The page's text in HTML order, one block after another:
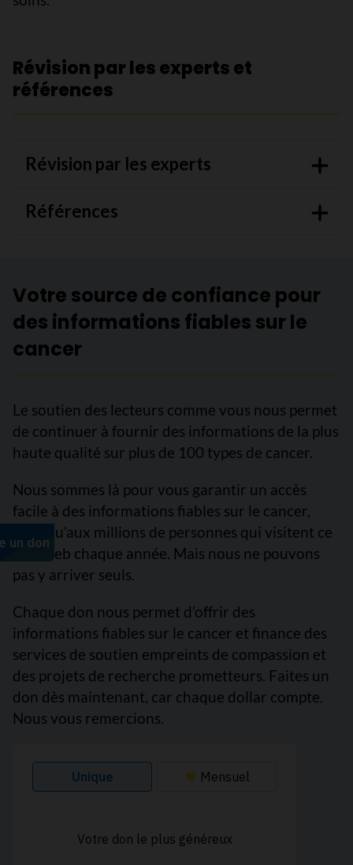
Révision par les experts et
références
Révision par les experts
Références
Votre source de confiance pour
des informations fiables sur le
cancer
Le soutien des lecteurs comme vous nous permet
de continuer à fournir des informations de la plus
haute qualité sur plus de 100 types de cancer.
Nous sommes là pour vous garantir un accès
facile à des informations fiables sur le cancer,
ainsi qu’aux millions de personnes qui visitent ce
site Web chaque année. Mais nous ne pouvons
pas y arriver seuls.
Chaque don nous permet d’offrir des
informations fiables sur le cancer et finance des
services de soutien empreints de compassion et
des projets de recherche prometteurs. Faites un
don dès maintenant, car chaque dollar compte.
Nous vous remercions.